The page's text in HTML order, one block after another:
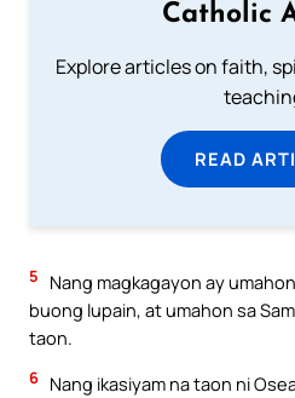
Catholic
Explore articles on faith,
READ
5
Nang magkagayon ay
buong lupain, at umahon sa
taon.
6 Nang ikasiyam na taon ni